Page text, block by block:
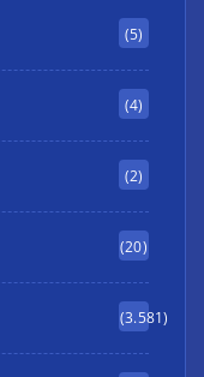
(5)
(4)
(2)
(20)
(3.581)